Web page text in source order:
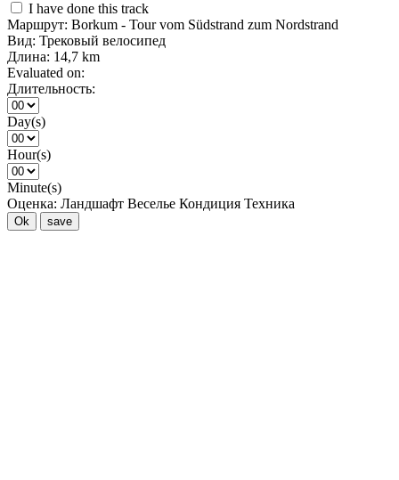
I have done this track
Маршрут: Borkum - Tour vom Südstrand zum Nordstrand
Вид: Трековый велосипед
Длина: 14,7 km
Evaluated on:
Длительность:
Day(s)
Hour(s)
Minute(s)
Оценка: Ландшафт Веселье Кондиция Техника
Ok save